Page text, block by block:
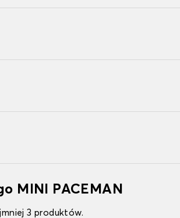
MINI PACEMAN
3 produktów.